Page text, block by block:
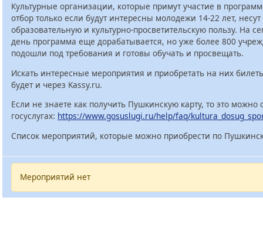
Культурные организации, которые примут участие в
отбор только если будут интересны молодежи 14-22 лет,
образовательную и культурно-просветительскую пользу. На
день программа еще дорабатывается, но уже более 800
подошли под требования и готовы обучать и просвещать.
Искать интересные мероприятия и приобретать на них
будет и через Kassy.ru.
Если не знаете как получить Пушкинскую карту, то это можно
госуслугах: https://www.gosuslugi.ru/help/faq/
Список мероприятий, которые можно приобрести по
Мероприятий нет